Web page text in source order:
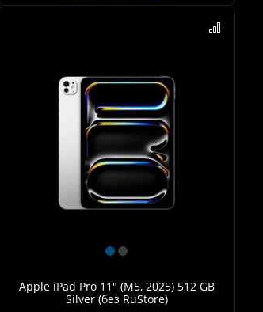
Apple iPad Pro 11" (M5, 2025) 512 GB
Silver (без RuStore)